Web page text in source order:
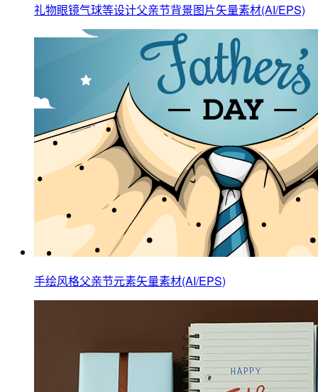
礼物眼镜气球等设计父亲节背景图片矢量素材(AI/EPS)
手绘风格父亲节元素矢量素材(AI/EPS)